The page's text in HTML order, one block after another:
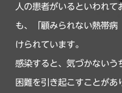
人の患者がいるといわれ
も、「顧みられない熱帯
けられています。
感染すると、気づかないう
困難を引き起こすことが